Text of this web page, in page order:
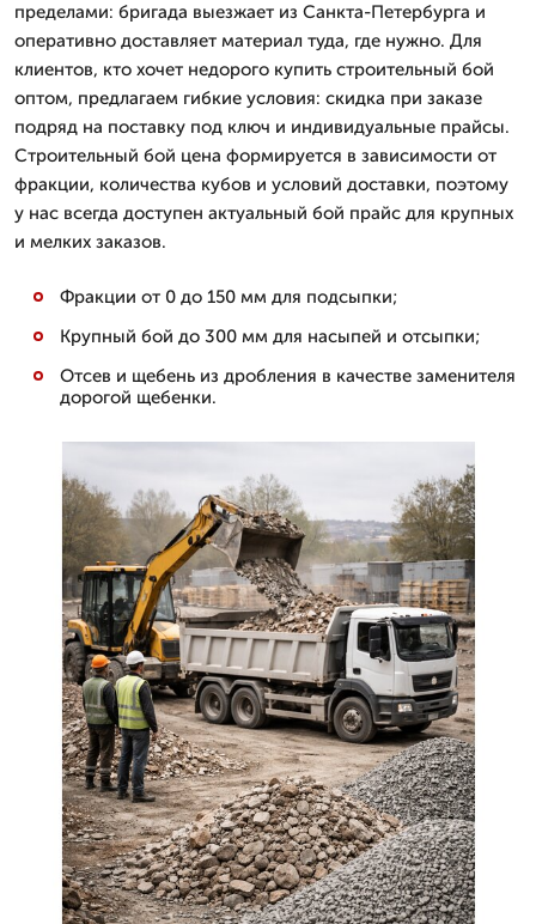
пределами: бригада выезжает из Санкта-Петербурга и
оперативно доставляет материал туда, где нужно. Для
клиентов, кто хочет недорого купить строительный бой
оптом, предлагаем гибкие условия: скидка при заказе
подряд на поставку под ключ и индивидуальные прайсы.
Строительный бой цена формируется в зависимости от
фракции, количества кубов и условий доставки, поэтому
у нас всегда доступен актуальный бой прайс для крупных
и мелких заказов.
Фракции от 0 до 150 мм для подсыпки;
Крупный бой до 300 мм для насыпей и отсыпки;
Отсев и щебень из дробления в качестве заменителя
дорогой щебенки.